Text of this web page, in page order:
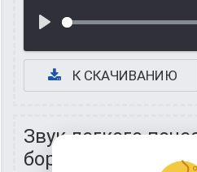
К СКАЧИВАНИЮ
Звук легкого
бороды